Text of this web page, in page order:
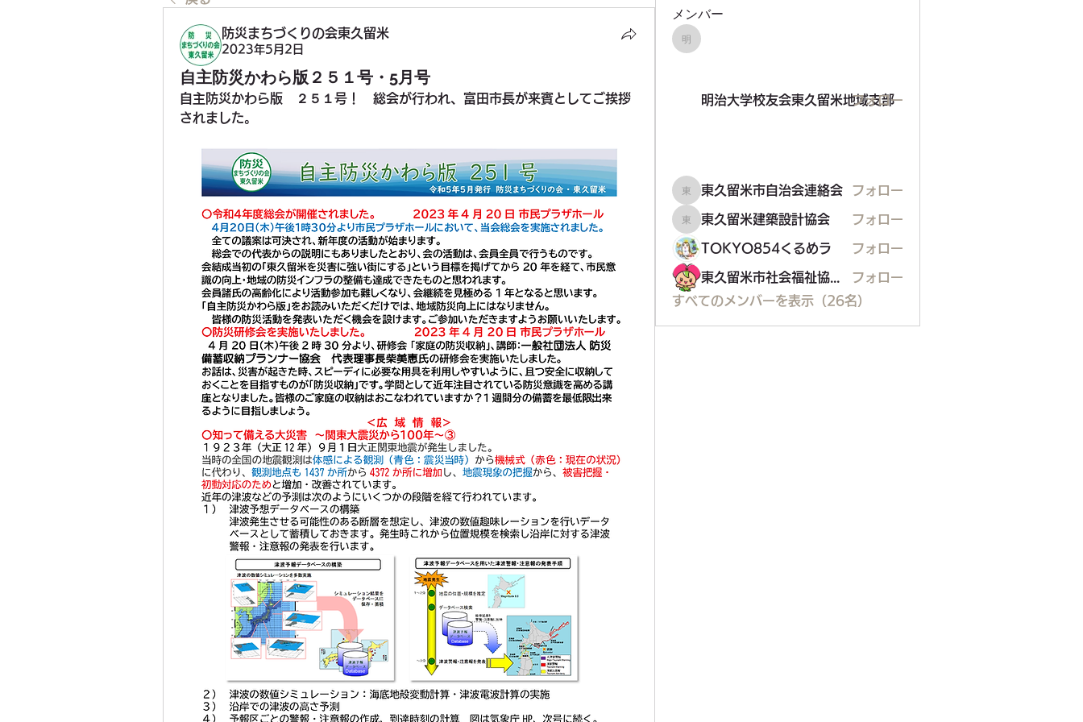
防災まちづくりの会東久留米
2023年5月2日
自主防災かわら版２５１号・5月号
自主防災かわら版　２５１号！　総会が行われ、富田市長が来賓としてご挨拶
されました。
メンバー
明治大学校友会東久留米地域支部
明治大学校友会東久留米地域支部
フォロー
東久留米市自治会連絡会
東久留米市自治会連絡会 フォロー
東久留米建築設計協会
東久留米建築設計協会 フォロー
TOKYO854くるめラ フォロー
東久留米市社会福祉協議会
フォロー
すべてのメンバーを表示（26名）